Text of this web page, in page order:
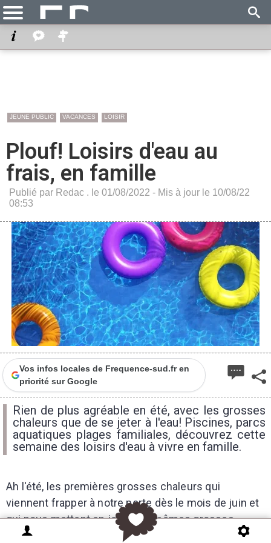
JEUNE PUBLIC VACANCES LOISIR
Plouf! Loisirs d'eau au
frais, en famille
Publié par Redac . le 01/08/2022 - Mis à jour le 10/08/22
08:53
Vos infos locales de Frequence-sud.fr en
priorité sur Google
Rien de plus agréable en été, avec les grosses
chaleurs que de se jeter à l'eau! Piscines, parcs
aquatiques plages familiales, découvrez cette
semaine des loisirs d'eau à vivre en famille.
Ah l'été, les premières grosses chaleurs qui
viennent frapper à notre porte dès le mois de juin et
qui nous mettent en joie. Ces mêmes grosses
chaleurs qu'on commence à détester au mois de